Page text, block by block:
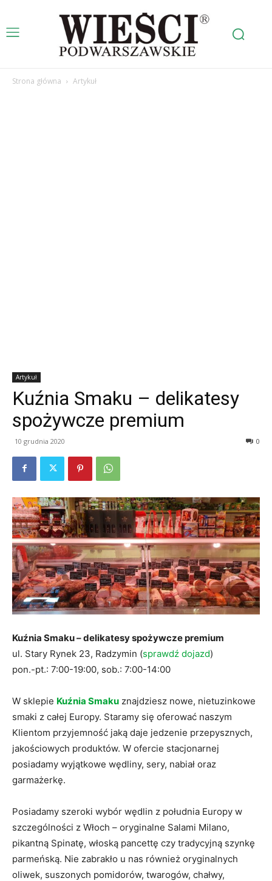
Strona główna Artykuł
Artykuł
Kuźnia Smaku – delikatesy
spożywcze premium
10 grudnia 2020 0
Kuźnia Smaku – delikatesy spożywcze premium
ul. Stary Rynek 23, Radzymin (sprawdź dojazd)
pon.-pt.: 7:00-19:00, sob.: 7:00-14:00
W sklepie Kuźnia Smaku znajdziesz nowe, nietuzinkowe
smaki z całej Europy. Staramy się oferować naszym
Klientom przyjemność jaką daje jedzenie przepysznych,
jakościowych produktów. W ofercie stacjonarnej
posiadamy wyjątkowe wędliny, sery, nabiał oraz
garmażerkę.
Posiadamy szeroki wybór wędlin z południa Europy w
szczególności z Włoch – oryginalne Salami Milano,
pikantną Spinatę, włoską pancettę czy tradycyjną szynkę
parmeńską. Nie zabrakło u nas również oryginalnych
oliwek, suszonych pomidorów, twarogów, chałwy,